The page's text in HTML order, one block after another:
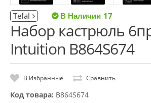
Tefal 17
Набор кастрюль
Intuition B864S674
В Избранные Сравнить
Код товара: B864S674